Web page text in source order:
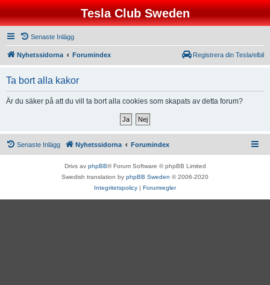
Tesla Club Sweden
Senaste Inlägg
Nyhetssidorna Forumindex Registrera din Tesla/elbil
Ta bort alla kakor
Är du säker på att du vill ta bort alla cookies som skapats av detta forum?
Senaste Inlägg Nyhetssidorna Forumindex
Drivs av phpBB® Forum Software © phpBB Limited
Swedish translation by phpBB Sweden © 2006-2020
Integritetspolicy | Forumregler